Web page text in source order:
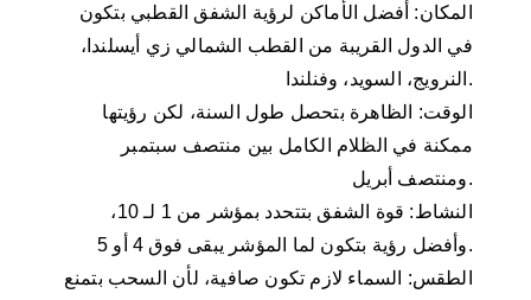
المكان: أفضل الأماكن لرؤية الشفق القطبي بتكون
في الدول القريبة من القطب الشمالي زي أيسلندا،
النرويج، السويد، وفنلندا.
الوقت: الظاهرة بتحصل طول السنة، لكن رؤيتها
ممكنة في الظلام الكامل بين منتصف سبتمبر
ومنتصف أبريل.
النشاط: قوة الشفق بتتحدد بمؤشر من 1 لـ 10،
وأفضل رؤية بتكون لما المؤشر يبقى فوق 4 أو 5.
الطقس: السماء لازم تكون صافية، لأن السحب بتمنع